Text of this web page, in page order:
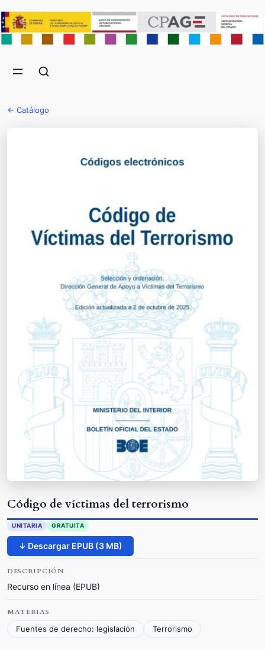
← Catálogo
Código de víctimas del terrorismo
UNITARIA GRATUITA
↓ Descargar EPUB (3 MB)
DESCRIPCIÓN
Recurso en línea (EPUB)
MATERIAS
Fuentes de derecho: legislación
Terrorismo